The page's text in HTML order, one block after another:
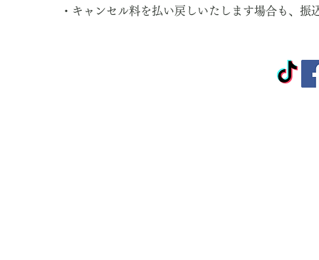
・キャンセル料を払い戻しいたします場合も、振